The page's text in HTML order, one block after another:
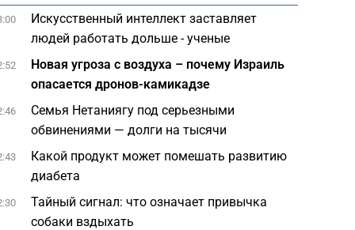
Искусственный интеллект заставляет
людей работать дольше - ученые
Новая угроза с воздуха – почему Израиль
опасается дронов-камикадзе
Семья Нетаниягу под серьезными
обвинениями — долги на тысячи
Какой продукт может помешать развитию
диабета
Тайный сигнал: что означает привычка
собаки вздыхать